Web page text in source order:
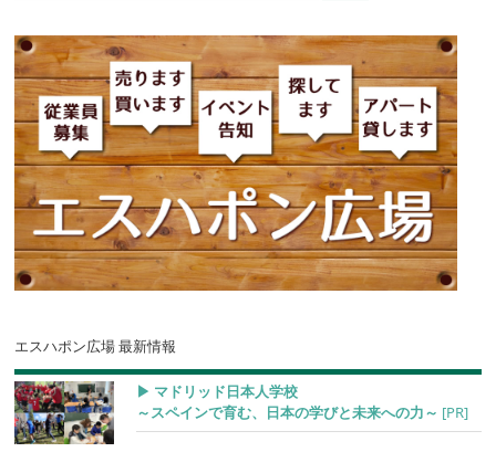
エスハポン広場 最新情報
▶︎ マドリッド日本人学校
～スペインで育む、日本の学びと未来への力～ [PR]